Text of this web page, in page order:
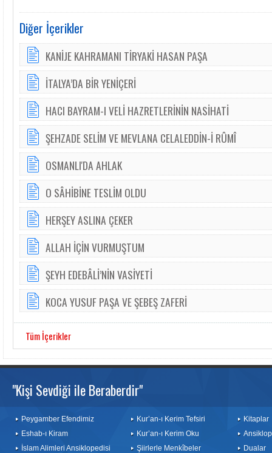
Diğer İçerikler
KANİJE KAHRAMANI TİRYAKİ HASAN PAŞA
İTALYA’DA BİR YENİÇERİ
HACI BAYRAM-I VELİ HAZRETLERİNİN NASİHATİ
ŞEHZADE SELİM VE MEVLANA CELALEDDİN-İ RÛMÎ
OSMANLI'DA AHLAK
O SÂHİBİNE TESLİM OLDU
HERŞEY ASLINA ÇEKER
ALLAH İÇİN VURMUŞTUM
ŞEYH EDEBÂLİ’NİN VASİYETİ
KOCA YUSUF PAŞA VE ŞEBEŞ ZAFERİ
Tüm İçerikler
"Kişi Sevdiği ile Beraberdir"
Peygamber Efendimiz
Eshab-ı Kiram
İslam Alimleri Ansiklopedisi
Kur’an-ı Kerim Tefsiri
Kur’an-ı Kerim Oku
Şiirlerle Menkîbeler
Kitaplar
Dualar